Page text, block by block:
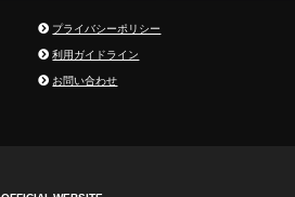
プライバシーポリシー
利用ガイドライン
お問い合わせ